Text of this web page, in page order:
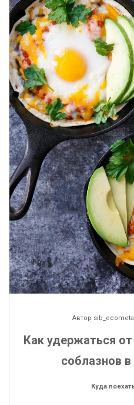
Автор
Как удержаться
соблазнов
Куда